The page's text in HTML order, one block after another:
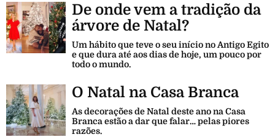
De onde vem a tradição da
árvore de Natal?
Um hábito que teve o seu início no Antigo Egito
e que dura até aos dias de hoje, um pouco por
todo o mundo.
O Natal na Casa Branca
As decorações de Natal deste ano na Casa
Branca estão a dar que falar… pelas piores
razões.